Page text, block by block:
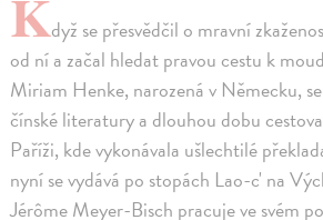
dyž se přesvědčil o mravní
od ní a začal hledat pravou cestu k
Miriam Henke, narozená v Německu,
čínské literatury a dlouhou dobu
Paříži, kde vykonávala ušlechtilé
nyní se vydává po stopách Lao-c' na
Jérôme Meyer-Bisch pracuje ve svém